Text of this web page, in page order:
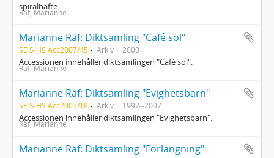
spiralhäfte.
Räf, Marianne
Marianne Räf: Diktsamling "Café sol"
SE S-HS Acc2007/45 Arkiv 2000
Accessionen innehåller diktsamlingen "Café sol".
Räf, Marianne
Marianne Räf: Diktsamling "Evighetsbarn"
SE S-HS Acc2007/18 Arkiv 1997--2007
Accessionen innehåller diktsamlingen "Evighetsbarn".
Räf, Marianne
Marianne Räf: Diktsamling "Förlängning"